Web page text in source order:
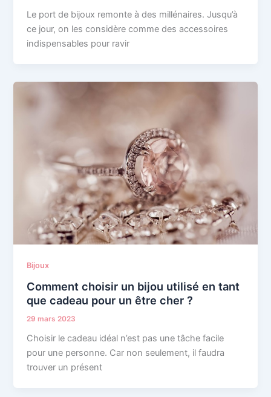
Le port de bijoux remonte à des millénaires. Jusqu’à
ce jour, on les considère comme des accessoires
indispensables pour ravir
Bijoux
Comment choisir un bijou utilisé en tant
que cadeau pour un être cher ?
29 mars 2023
Choisir le cadeau idéal n’est pas une tâche facile
pour une personne. Car non seulement, il faudra
trouver un présent